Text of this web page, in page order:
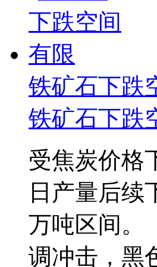
铁矿石下跌
铁矿石下跌
受焦炭价格
日产量后续
万吨区间
调冲击，黑